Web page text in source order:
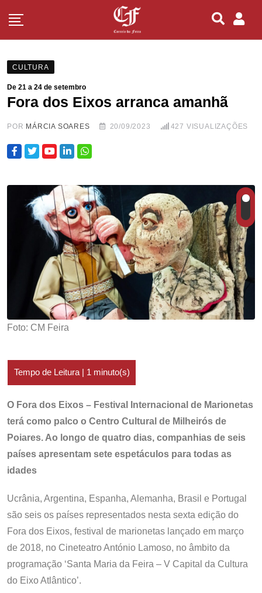
CULTURA
De 21 a 24 de setembro
Fora dos Eixos arranca amanhã
POR MÁRCIA SOARES 20/09/2023 427 VISUALIZAÇÕES
Foto: CM Feira
O Fora dos Eixos – Festival Internacional de Marionetas
terá como palco o Centro Cultural de Milheirós de
Poiares. Ao longo de quatro dias, companhias de seis
países apresentam sete espetáculos para todas as
idades
Ucrânia, Argentina, Espanha, Alemanha, Brasil e Portugal
são seis os países representados nesta sexta edição do
Fora dos Eixos, festival de marionetas lançado em março
de 2018, no Cineteatro António Lamoso, no âmbito da
programação ‘Santa Maria da Feira – V Capital da Cultura
do Eixo Atlântico’.